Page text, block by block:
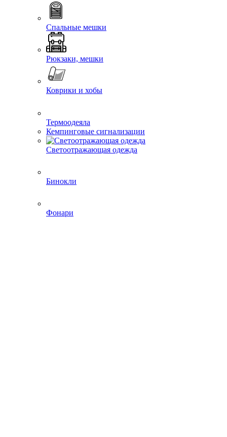
Спальные мешки
Рюкзаки, мешки
Коврики и хобы
Термоодеяла
Кемпинговые сигнализации
Светоотражающая одежда
Бинокли
Фонари